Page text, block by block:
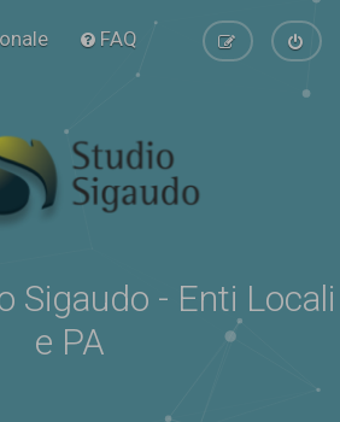
FAQ
Sigaudo - Enti Locali
e PA